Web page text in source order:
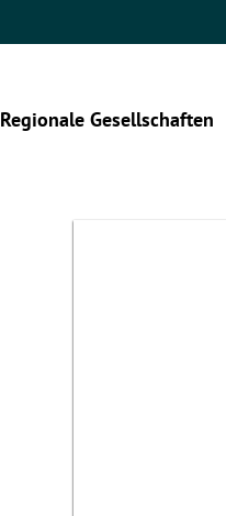
Regionale Gesellschaften